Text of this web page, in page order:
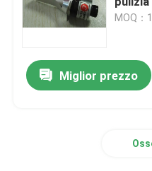
Richieda una citazione
Trasduttore ad
MOQ：
Miglior prezzo